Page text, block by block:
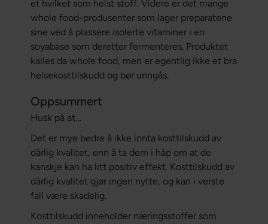
et hvilket som helst stoff. Videre er det mange
whole food-produsenter som lager preparatene
sine ved å plassere isolerte vitaminer i en
soyabase som deretter fermenteres. Produktet
kalles da whole food, men er egentlig ikke et bra
helsekosttilskudd og bør unngås.
Oppsummert
Husk på at…
Det er mye bedre å ikke innta kosttilskudd av
dårlig kvalitet, enn å ta dem i håp om at de
kanskje kan ha litt positiv effekt. Kosttilskudd av
dårlig kvalitet gjør ingen nytte, og kan i verste
fall være skadelig.
Kosttilskudd inneholder næringsstoffer som